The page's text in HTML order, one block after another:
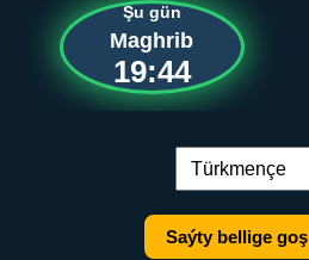
Şu gün
Maghrib
19:44
Dil çalşyryş:
Saýty bellige goş